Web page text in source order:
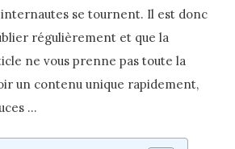
internautes se tournent. Il est donc
régulièrement et que la
ne vous prenne pas toute la
un contenu unique rapidement,
…